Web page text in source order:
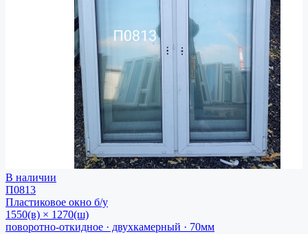
В наличии
П0813
Пластиковое окно б/у
1550(в) × 1270(ш)
поворотно-откидное · двухкамерный · 70мм